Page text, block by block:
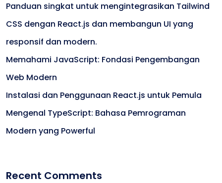
Panduan singkat untuk mengintegrasikan Tailwind
CSS dengan React.js dan membangun UI yang
responsif dan modern.
Memahami JavaScript: Fondasi Pengembangan
Web Modern
Instalasi dan Penggunaan React.js untuk Pemula
Mengenal TypeScript: Bahasa Pemrograman
Modern yang Powerful
Recent Comments